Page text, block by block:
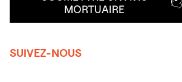
MORTUAIRE
SUIVEZ-NOUS